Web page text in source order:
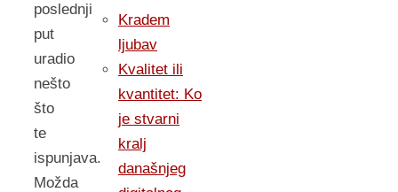
poslednji
put
uradio
nešto
što
te
ispunjava.
Možda
Kradem
ljubav
Kvalitet ili
kvantitet: Ko
je stvarni
kralj
današnjeg